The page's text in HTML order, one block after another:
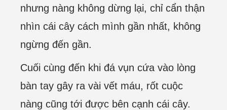
nhưng nàng không dừng lại, chỉ cẩn thận
nhìn cái cây cách mình gần nhất, không
ngừng đến gần.
Cuối cùng đến khi đá vụn cứa vào lòng
bàn tay gây ra vài vết máu, rốt cuộc
nàng cũng tới được bên cạnh cái cây.